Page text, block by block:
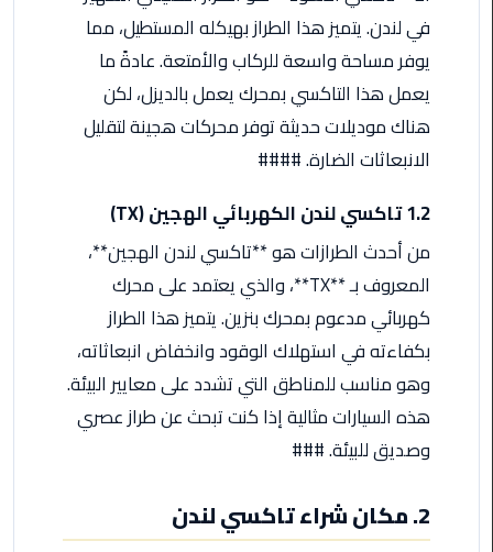
ليموزين
الساحل
الشمالي
العين
السخنة
ليموزين
الشيخ
ليموزين
مطروح
في لندن. يتميز هذا الطراز بهيكله المستطيل، مما
يوفر مساحة واسعة للركاب والأمتعة. عادةً ما
يعمل هذا التاكسي بمحرك يعمل بالديزل، لكن
هناك موديلات حديثة توفر محركات هجينة لتقليل
الانبعاثات الضارة. ####
1.2 تاكسي لندن الكهربائي الهجين (TX)
من أحدث الطرازات هو **تاكسي لندن الهجين**،
المعروف بـ **TX**، والذي يعتمد على محرك
كهربائي مدعوم بمحرك بنزين. يتميز هذا الطراز
بكفاءته في استهلاك الوقود وانخفاض انبعاثاته،
وهو مناسب للمناطق التي تشدد على معايير البيئة.
هذه السيارات مثالية إذا كنت تبحث عن طراز عصري
وصديق للبيئة. ###
2. مكان شراء تاكسي لندن